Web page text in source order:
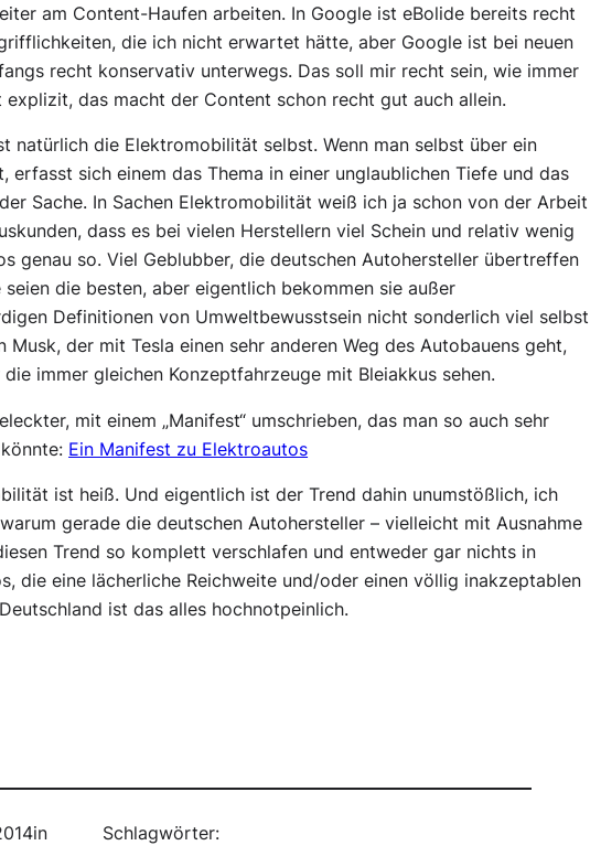
am Content-Haufen arbeiten. In Google ist eBolide bereits recht
die ich nicht erwartet hätte, aber Google ist bei neuen
recht konservativ unterwegs. Das soll mir recht sein, wie immer
explizit, das macht der Content schon recht gut auch allein.
natürlich die Elektromobilität selbst. Wenn man selbst über ein
erfasst sich einem das Thema in einer unglaublichen Tiefe und das
Sache. In Sachen Elektromobilität weiß ich ja schon von der Arbeit
dass es bei vielen Herstellern viel Schein und relativ wenig
genau so. Viel Geblubber, die deutschen Autohersteller übertreffen
die besten, aber eigentlich bekommen sie außer
Definitionen von Umweltbewusstsein nicht sonderlich viel selbst
Musk, der mit Tesla einen sehr anderen Weg des Autobauens geht,
immer gleichen Konzeptfahrzeuge mit Bleiakkus sehen.
mit einem „Manifest“ umschrieben, das man so auch sehr
Ein Manifest zu Elektroautos
ist heiß. Und eigentlich ist der Trend dahin unumstößlich, ich
gerade die deutschen Autohersteller – vielleicht mit Ausnahme
Trend so komplett verschlafen und entweder gar nichts in
die eine lächerliche Reichweite und/oder einen völlig inakzeptablen
ist das alles hochnotpeinlich.
in Schlagwörter: